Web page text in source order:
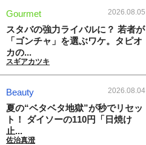
Gourmet 2026.08.05
スタバの強力ライバルに？ 若者が
「ゴンチャ」を選ぶワケ。タピオ
カの...
スギアカツキ
Beauty 2026.08.04
夏の“ベタベタ地獄”が秒でリセッ
ト！ ダイソーの110円「日焼け
止...
佐治真澄